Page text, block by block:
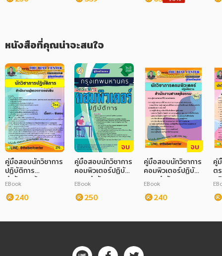
หนังสือที่คุณน่าจะสนใจ
คู่มือสอบนักวิชาการ
ปฏิบัติการ
สำนักงานผู้ตรวจ
การแผ่นดิน
EBook
240
จบ
คู่มือสอบนักวิชาการ
คอมพิวเตอร์ปฏิบัติ
การ สำนักงาน ก.ก.
EBook
250
จบ
คู่มือสอบนักวิชาการ
คอมพิวเตอร์ปฏิบัติ
การ สำนักงานศาล
ยุติธรรม
EBook
240
คู่
ต
ป
ส
ก